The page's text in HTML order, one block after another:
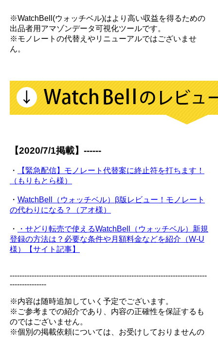
※WatchBell(ウォッチベル)はより高い収益を得るための
出品者用アマゾンデータ可視化ツールです。
※モノレートの代替えやリニューアルではございませ
ん。
【2020/7/1掲載】------
・
【緊急配信】モノレート代替案に終止符を打ちます！
（もりもとら様）
・ WatchBell（ウォッチベル）β版レビュー！モノレート
の代わりになる？（アオ様）
・
・せどり転売で使えるWatchBell（ウォッチベル）新規
登録の方法は？必要な条件や月額料金などを紹介（W-U
様）【サイト記事】
---------------------------------------------------------------------------------
---------------
※内容は随時追加していく予定でございます。
※ご参考までの紹介であり、内容の正確性を保証するも
のではございません。
※個別の掲載依頼については、お受けしておりませんの